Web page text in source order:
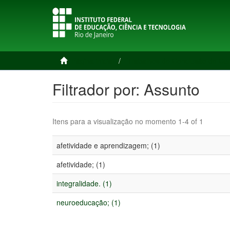
Filtrador por: Assunto
Itens para a visualização no momento 1-4 of 1
afetividade e aprendizagem; (1)
afetividade; (1)
integralidade. (1)
neuroeducação; (1)